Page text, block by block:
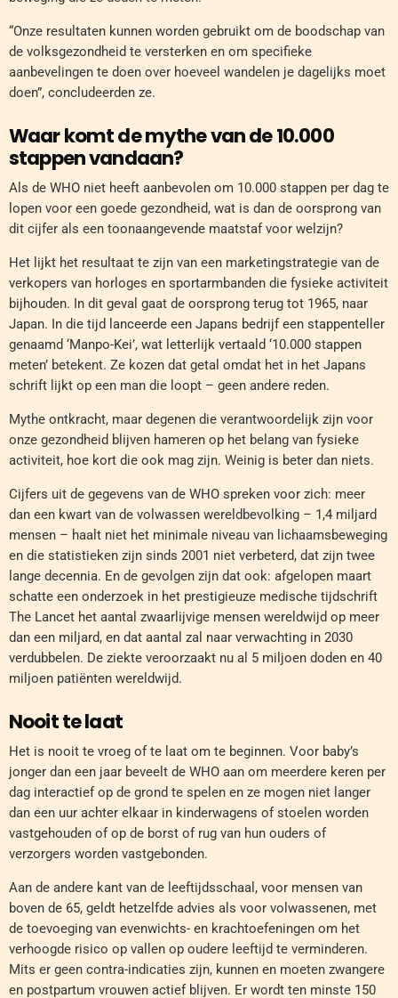
“Onze resultaten kunnen worden gebruikt om de boodschap van
de volksgezondheid te versterken en om specifieke
aanbevelingen te doen over hoeveel wandelen je dagelijks moet
doen”, concludeerden ze.
Waar komt de mythe van de 10.000
stappen vandaan?
Als de WHO niet heeft aanbevolen om 10.000 stappen per dag te
lopen voor een goede gezondheid, wat is dan de oorsprong van
dit cijfer als een toonaangevende maatstaf voor welzijn?
Het lijkt het resultaat te zijn van een marketingstrategie van de
verkopers van horloges en sportarmbanden die fysieke activiteit
bijhouden. In dit geval gaat de oorsprong terug tot 1965, naar
Japan. In die tijd lanceerde een Japans bedrijf een stappenteller
genaamd ‘Manpo-Kei’, wat letterlijk vertaald ‘10.000 stappen
meten’ betekent. Ze kozen dat getal omdat het in het Japans
schrift lijkt op een man die loopt – geen andere reden.
Mythe ontkracht, maar degenen die verantwoordelijk zijn voor
onze gezondheid blijven hameren op het belang van fysieke
activiteit, hoe kort die ook mag zijn. Weinig is beter dan niets.
Cijfers uit de gegevens van de WHO spreken voor zich: meer
dan een kwart van de volwassen wereldbevolking – 1,4 miljard
mensen – haalt niet het minimale niveau van lichaamsbeweging
en die statistieken zijn sinds 2001 niet verbeterd, dat zijn twee
lange decennia. En de gevolgen zijn dat ook: afgelopen maart
schatte een onderzoek in het prestigieuze medische tijdschrift
The Lancet het aantal zwaarlijvige mensen wereldwijd op meer
dan een miljard, en dat aantal zal naar verwachting in 2030
verdubbelen. De ziekte veroorzaakt nu al 5 miljoen doden en 40
miljoen patiënten wereldwijd.
Nooit te laat
Het is nooit te vroeg of te laat om te beginnen. Voor baby’s
jonger dan een jaar beveelt de WHO aan om meerdere keren per
dag interactief op de grond te spelen en ze mogen niet langer
dan een uur achter elkaar in kinderwagens of stoelen worden
vastgehouden of op de borst of rug van hun ouders of
verzorgers worden vastgebonden.
Aan de andere kant van de leeftijdsschaal, voor mensen van
boven de 65, geldt hetzelfde advies als voor volwassenen, met
de toevoeging van evenwichts- en krachtoefeningen om het
verhoogde risico op vallen op oudere leeftijd te verminderen.
Mits er geen contra-indicaties zijn, kunnen en moeten zwangere
en postpartum vrouwen actief blijven. Er wordt ten minste 150